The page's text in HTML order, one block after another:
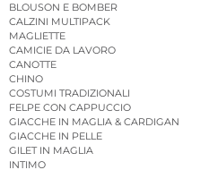
BLOUSON E BOMBER
CALZINI MULTIPACK
MAGLIETTE
CAMICIE DA LAVORO
CANOTTE
CHINO
COSTUMI TRADIZIONALI
FELPE CON CAPPUCCIO
GIACCHE IN MAGLIA & CARDIGAN
GIACCHE IN PELLE
GILET IN MAGLIA
INTIMO